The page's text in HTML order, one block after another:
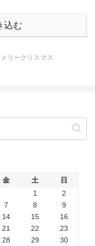
込む
メリークリスマス
金 土
日
1
2
7 8
9
14 15
16
21 22
23
28 29
30